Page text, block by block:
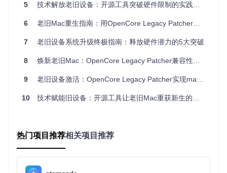
口）
完成重要数据备份（推荐使用Time Machine全量备份）
确保设备电量充足或连接电源适配器
OpenCore Legacy Patcher主菜单界面，提供硬件适配、系统
二、性能激活价值解析：核心技术架构对比
象层，实现了老旧设备与新版macOS的深度兼容。这种技术
路径不仅保证了系统稳定性，还能最大限度保留新系统的功能
完整性。
核心技术对比表
5 技术解放老旧设备：开源工具突破硬件限制的实践指南
6 老旧Mac重生指南：用OpenCore Legacy Patcher实现系统升级与性能提升
7 老旧设备系统升级终极指南：释放硬件潜力的5大突破
8 焕新老旧Mac：OpenCore Legacy Patcher兼容性突破与性能优化指南
9 老旧设备激活：OpenCore Legacy Patcher实现macOS跨版本适配与硬件驱动优化指南
10 技术赋能旧设备：开源工具让老旧Mac重获新生的完整指南
热门项目推荐相关项目推荐